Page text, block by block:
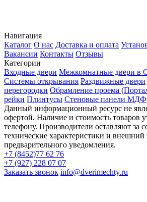
Навигация
Каталог О нас Доставка и оплата
Вакансии Контакты Отзывы
Категории
Входные двери Межкомнатные двери в
Системы открывания Раздвижные двери
перегородки Обрамление проема
рейки Плинтусы Стеновые панели МДФ
Данный информационный ресурс не
офертой. Наличие и стоимость товаров
телефону. Производители оставляют за
технические характеристики и внешний
предварительного уведомления.
+7 (8452)77 62 76
+7 (927) 228 07 07
Заказать звонок info@dverimechty.ru